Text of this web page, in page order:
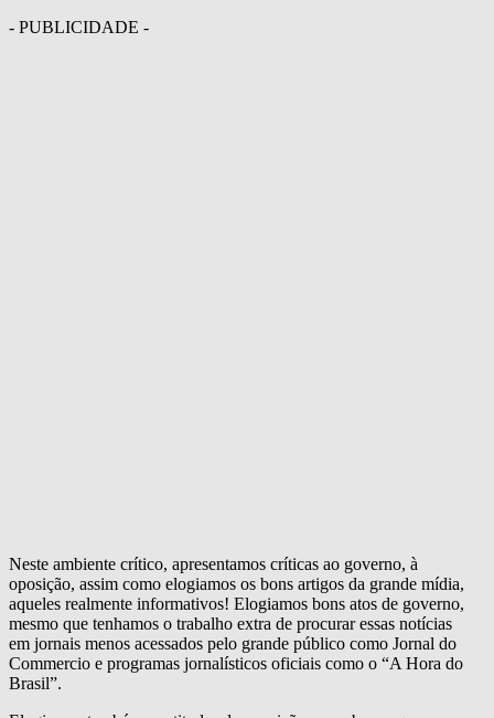
- PUBLICIDADE -
Neste ambiente crítico, apresentamos críticas ao governo, à
oposição, assim como elogiamos os bons artigos da grande mídia,
aqueles realmente informativos! Elogiamos bons atos de governo,
mesmo que tenhamos o trabalho extra de procurar essas notícias
em jornais menos acessados pelo grande público como Jornal do
Commercio e programas jornalísticos oficiais como o “A Hora do
Brasil”.